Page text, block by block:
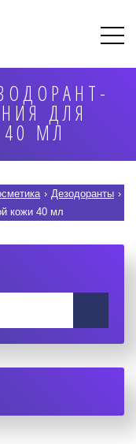
ДЛЯ
МЛ
› Дезодоранты ›
кожи 40 мл